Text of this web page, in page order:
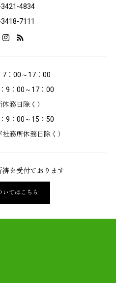
3421-4834
3418-7111
7：00～17：00
9：00～17：00
務日除く）
9：00～15：50
務所休務日除く）
を受付ております
いてはこちら